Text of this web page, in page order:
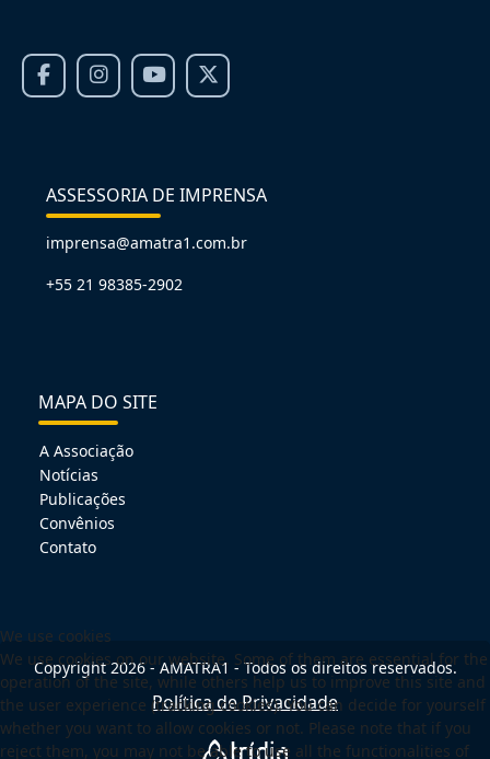
ASSESSORIA DE IMPRENSA
imprensa@amatra1.com.br
+55 21 98385-2902
MAPA DO SITE
A Associação
Notícias
Publicações
Convênios
Contato
Copyright 2026 - AMATRA1 - Todos os direitos reservados.
Política de Privacidade
We use cookies
We use cookies on our website. Some of them are essential for the
operation of the site, while others help us to improve this site and
the user experience (tracking cookies). You can decide for yourself
whether you want to allow cookies or not. Please note that if you
reject them, you may not be able to use all the functionalities of